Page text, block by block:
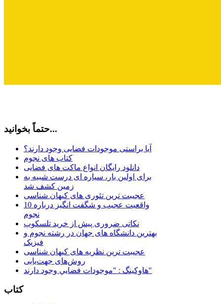
حتماً بخوانید...
آیا براستی موجودات فضایی وجود دارند؟
کتاب های نجوم
دانلود رایگان انواع ماکت های فضایی
برای اولین بار، سیاره ای درست شبیه به
زمین کشف شد
عجیبت ترین تئوری های کیهان شناسی
10 واقعیت عجیب و شگفت انگیز درباره
نجوم
نکاتی ضروری پیش از خرید تلسکوپ
بهترین دانشگاه های جهان در رشته نجوم و
فیزیک
عجیبت ترین نظریه های کیهان شناسی
روش‌های جهت‌یابی
هاوكينگ : "موجودات فضايي وجود دارند"
کتاب